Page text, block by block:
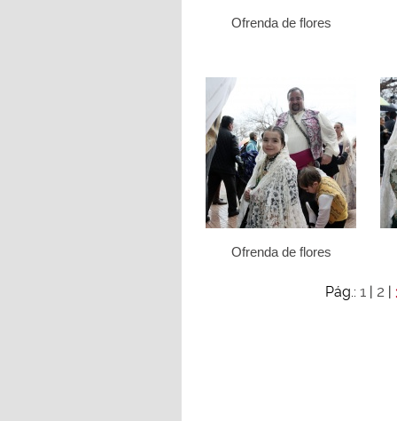
Ofrenda de flores
Ofrenda de flores
Pág.: 1 | 2 |